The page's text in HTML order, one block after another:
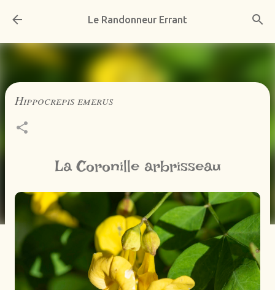
Accéder au contenu principal
Le Randonneur Errant
Hippocrepis emerus
La Coronille arbrisseau